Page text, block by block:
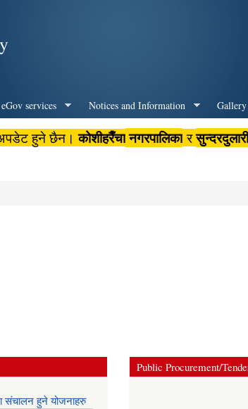
eGov services Notices and Information Gallery
अपडेट हुने छैन।कोशीहरैँचानगरपालिकार
हुने योजनाहरु
Public Procurement/